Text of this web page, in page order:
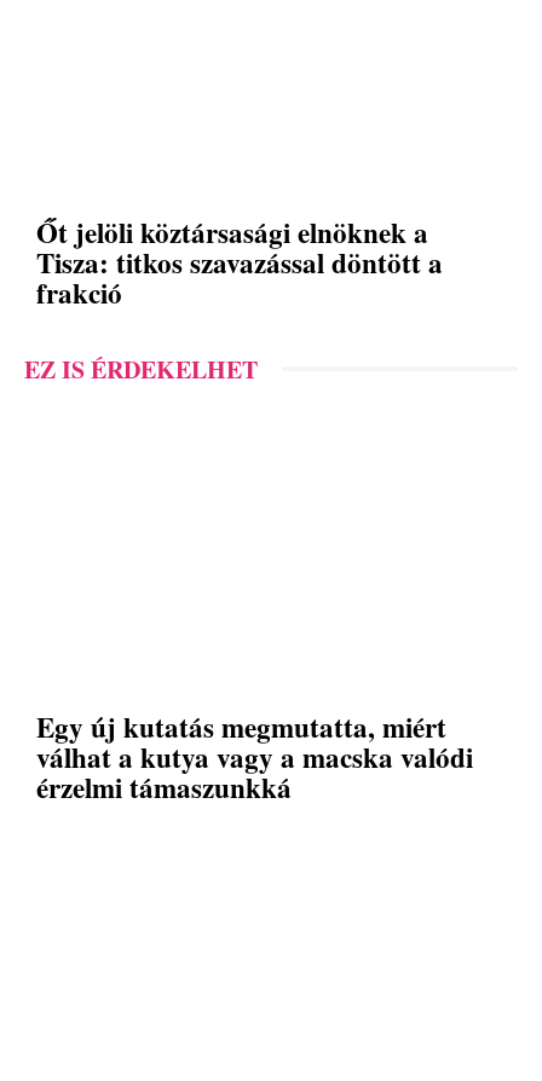
Őt jelöli köztársasági elnöknek a
Tisza: titkos szavazással döntött a
frakció
EZ IS ÉRDEKELHET
Egy új kutatás megmutatta, miért
válhat a kutya vagy a macska valódi
érzelmi támaszunkká